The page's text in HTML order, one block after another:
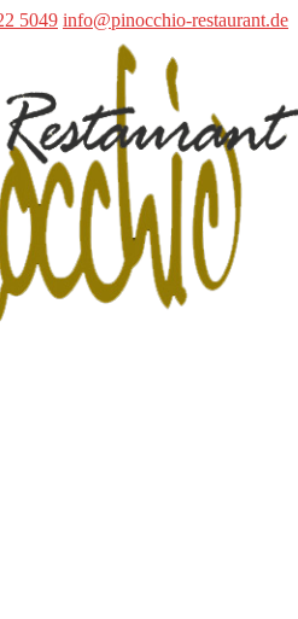
5049 info@pinocchio-restaurant.de